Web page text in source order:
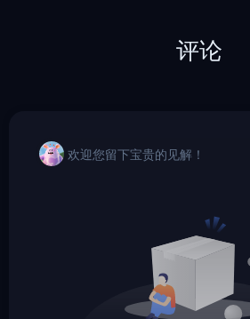
评论
欢迎您留下宝贵的见解！